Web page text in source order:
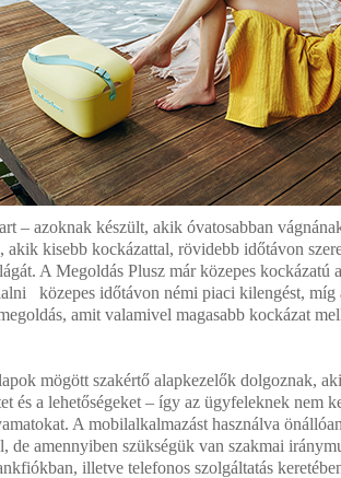
– azoknak készült, akik óvatosabban
akik kisebb kockázattal, rövidebb időtávon
A Megoldás Plusz már közepes kockázatú
közepes időtávon némi piaci kilengést, míg
amit valamivel magasabb kockázat
mögött szakértő alapkezelők dolgoznak,
és a lehetőségeket – így az ügyfeleknek nem
A mobilalkalmazást használva
de amennyiben szükségük van szakmai
illetve telefonos szolgáltatás